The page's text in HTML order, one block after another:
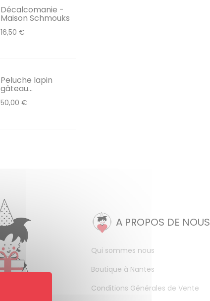
Décalcomanie -
Maison Schmouks
16,50 €
Peluche lapin
gâteau...
50,00 €
A PROPOS DE NOUS
Qui sommes nous
Boutique à Nantes
Conditions Générales de Vente